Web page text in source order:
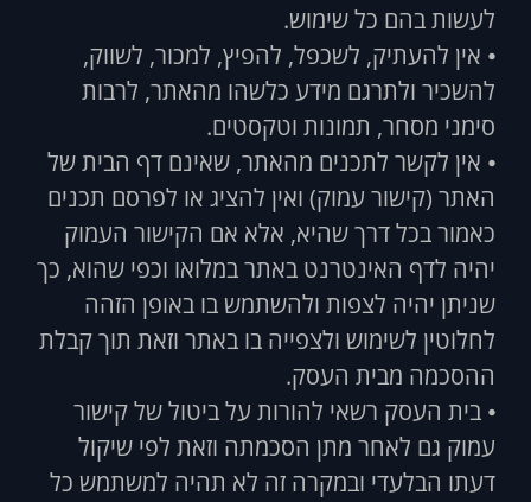
לעשות בהם כל שימוש.
⦁ אין להעתיק, לשכפל, להפיץ, למכור, לשווק,
להשכיר ולתרגם מידע כלשהו מהאתר, לרבות
סימני מסחר, תמונות וטקסטים.
⦁ אין לקשר לתכנים מהאתר, שאינם דף הבית של
האתר (קישור עמוק) ואין להציג או לפרסם תכנים
כאמור בכל דרך שהיא, אלא אם הקישור העמוק
יהיה לדף האינטרנט באתר במלואו וכפי שהוא, כך
שניתן יהיה לצפות ולהשתמש בו באופן הזהה
לחלוטין לשימוש ולצפייה בו באתר וזאת תוך קבלת
ההסכמה מבית העסק.
⦁ בית העסק רשאי להורות על ביטול של קישור
עמוק גם לאחר מתן הסכמתה וזאת לפי שיקול
דעתו הבלעדי ובמקרה זה לא תהיה למשתמש כל